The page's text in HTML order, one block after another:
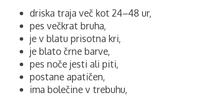
driska traja več kot 24–48 ur,
pes večkrat bruha,
je v blatu prisotna kri,
je blato črne barve,
pes noče jesti ali piti,
postane apatičen,
ima bolečine v trebuhu,